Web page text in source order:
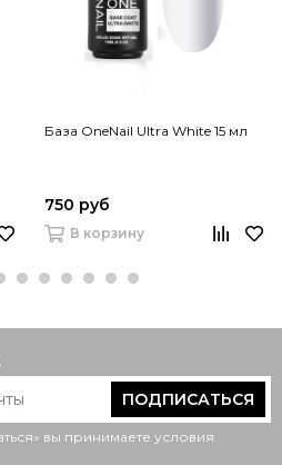
База OneNail Ultra White 15 мл
750 руб
В корзину
ПОДПИСАТЬСЯ
вы принимаете условия